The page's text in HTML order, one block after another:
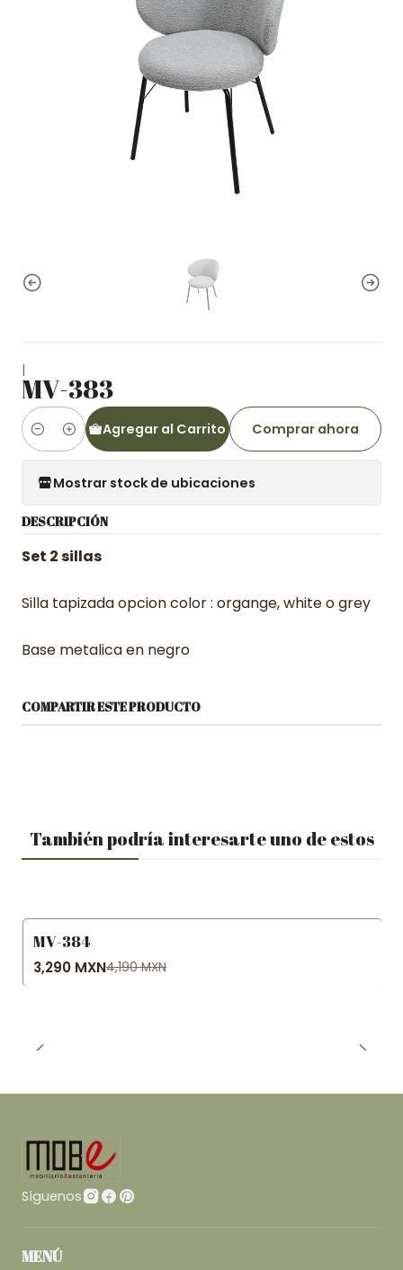
|
MV-383
Cantidad
Agregar al Carrito Comprar ahora
Mostrar stock de ubicaciones
DESCRIPCIÓN
Set 2 sillas
Silla tapizada opcion color : organge, white o grey
Base metalica en negro
COMPARTIR ESTE PRODUCTO
También podría interesarte uno de estos
-21% OFF
MV-384
3,290 MXN4,190 MXN
Síguenos
MENÚ